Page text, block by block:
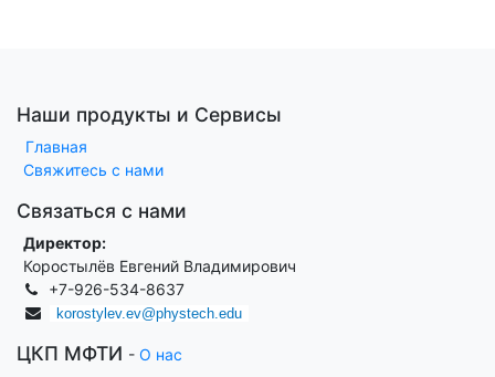
Наши продукты и Сервисы
Главная
Свяжитесь с нами
Связаться с нами
Директор:
Коростылёв Евгений Владимирович
+7-926-534-8637
korostylev.ev@phystech.edu
ЦКП МФТИ - О нас